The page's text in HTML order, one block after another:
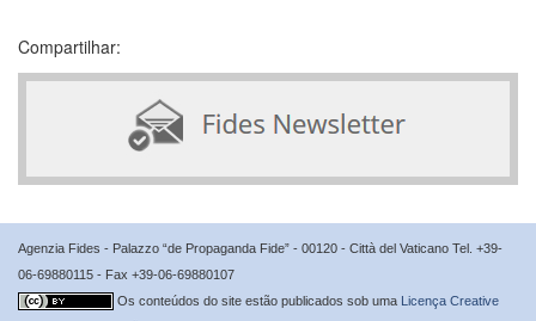
Compartilhar:
Agenzia Fides - Palazzo “de Propaganda Fide” - 00120 - Città del Vaticano Tel. +39-
06-69880115 - Fax +39-06-69880107
Os conteúdos do site estão publicados sob uma Licença Creative